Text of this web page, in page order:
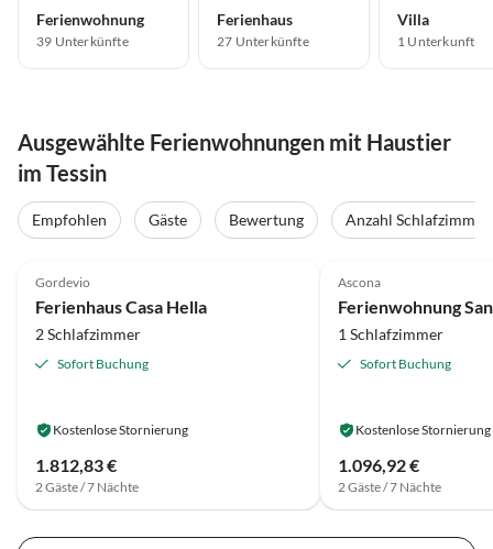
Ferienwohnung
39 Unterkünfte
Ferienhaus
27 Unterkünfte
Villa
1 Unterkunft
Ausgewählte Ferienwohnungen mit Haustier
im Tessin
Empfohlen Gäste Bewertung
Anzahl Schlafzimmer
Gordevio
Ferienhaus Casa Hella
2 Schlafzimmer
Sofort Buchung
Kostenlose Stornierung
1.812,83 €
2 Gäste / 7 Nächte
Ascona
Ferienwohnung
1 Schlafzimmer
Sofort Buchung
Kostenlose Stornierung
1.096,92 €
2 Gäste / 7 Nächte